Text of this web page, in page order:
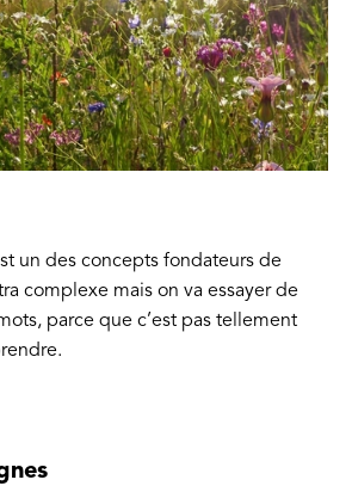
un des concepts fondateurs de
complexe mais on va essayer de
parce que c’est pas tellement